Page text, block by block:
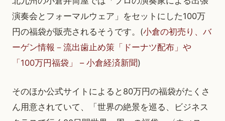
演奏会とフォーマルウェア」をセットにした100万
円の福袋が販売されるそうです。(小倉の初売り、バ
ーゲン情報－流出歯止め策「ドーナツ配布」や
「100万円福袋」 – 小倉経済新聞)
そのほか公式サイトによると80万円の福袋がたくさ
ん用意されていて、「世界の絶景を巡る、ビジネス